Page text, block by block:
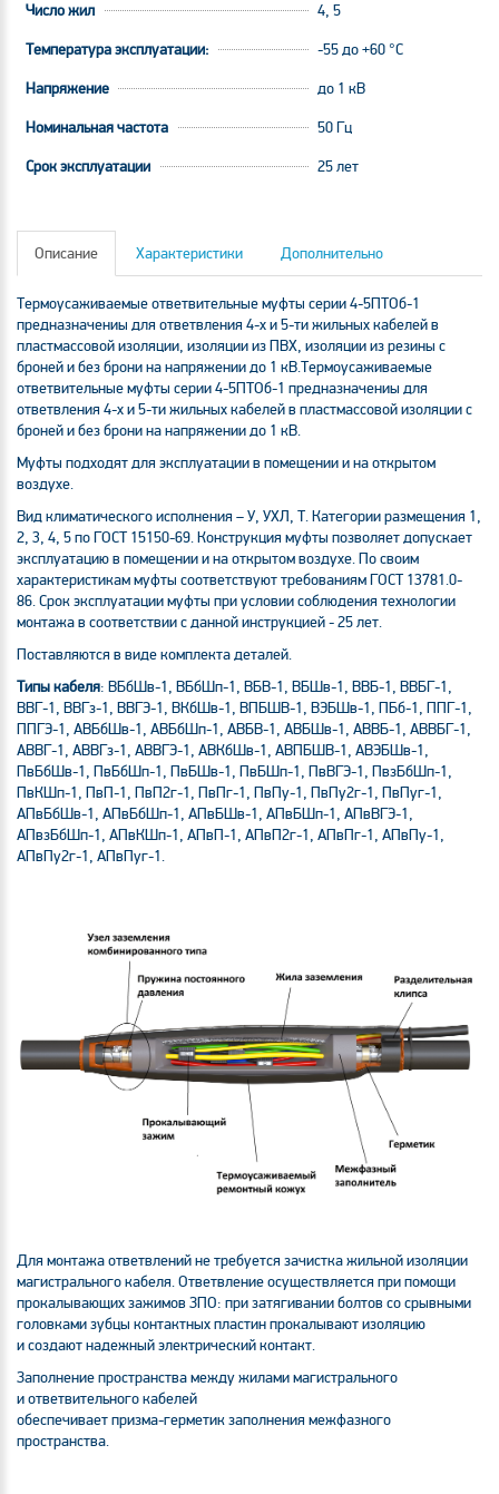
Число жил 4, 5
Температура эксплуатации: -55 до +60 °C
Напряжение до 1 кВ
Номинальная частота 50 Гц
Срок эксплуатации 25 лет
Описание Характеристики Дополнительно
Термоусаживаемые ответвительные муфты серии 4-5ПТОб-1
предназначениы для ответвления 4-х и 5-ти жильных кабелей в
пластмассовой изоляции, изоляции из ПВХ, изоляции из резины с
броней и без брони на напряжении до 1 кВ.Термоусаживаемые
ответвительные муфты серии 4-5ПТОб-1 предназначениы для
ответвления 4-х и 5-ти жильных кабелей в пластмассовой изоляции с
броней и без брони на напряжении до 1 кВ.
Муфты подходят для эксплуатации в помещении и на открытом
воздухе.
Вид климатического исполнения – У, УХЛ, Т. Категории размещения 1,
2, 3, 4, 5 по ГОСТ 15150-69. Конструкция муфты позволяет допускает
эксплуатацию в помещении и на открытом воздухе. По своим
характеристикам муфты соответствуют требованиям ГОСТ 13781.0-
86. Срок эксплуатации муфты при условии соблюдения технологии
монтажа в соответствии с данной инструкцией - 25 лет.
Поставляются в виде комплекта деталей.
Типы кабеля: ВБбШв-1, ВБбШп-1, ВБВ-1, ВБШв-1, ВВБ-1, ВВБГ-1,
ВВГ-1, ВВГз-1, ВВГЭ-1, ВКбШв-1, ВПБШВ-1, ВЭБШв-1, ПБб-1, ППГ-1,
ППГЭ-1, АВБбШв-1, АВБбШп-1, АВБВ-1, АВБШв-1, АВВБ-1, АВВБГ-1,
АВВГ-1, АВВГз-1, АВВГЭ-1, АВКбШв-1, АВПБШВ-1, АВЭБШв-1,
ПвБбШв-1, ПвБбШп-1, ПвБШв-1, ПвБШп-1, ПвВГЭ-1, ПвзБбШп-1,
ПвКШп-1, ПвП-1, ПвП2г-1, ПвПг-1, ПвПу-1, ПвПу2г-1, ПвПуг-1,
АПвБбШв-1, АПвБбШп-1, АПвБШв-1, АПвБШп-1, АПвВГЭ-1,
АПвзБбШп-1, АПвКШп-1, АПвП-1, АПвП2г-1, АПвПг-1, АПвПу-1,
АПвПу2г-1, АПвПуг-1.
Для монтажа ответвлений не требуется зачистка жильной изоляции
магистрального кабеля. Ответвление осуществляется при помощи
прокалывающих зажимов ЗПО: при затягивании болтов со срывными
головками зубцы контактных пластин прокалывают изоляцию
и создают надежный электрический контакт.
Заполнение пространства между жилами магистрального
и ответвительного кабелей
обеспечиваетпризма-герметикзаполнения межфазного
пространства.